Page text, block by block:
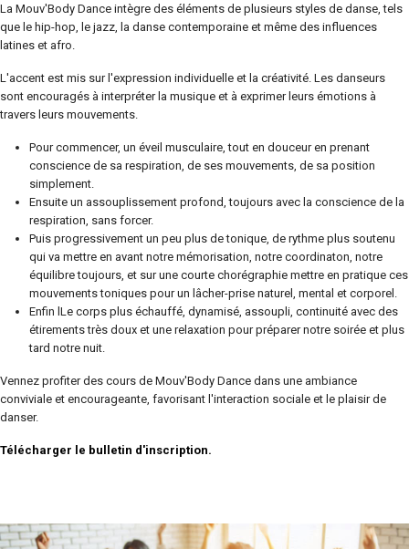
La Mouv'Body Dance intègre des éléments de plusieurs styles de danse, tels
que le hip-hop, le jazz, la danse contemporaine et même des influences
latines et afro.
L'accent est mis sur l'expression individuelle et la créativité. Les danseurs
sont encouragés à interpréter la musique et à exprimer leurs émotions à
travers leurs mouvements.
Pour commencer, un éveil musculaire, tout en douceur en prenant
conscience de sa respiration, de ses mouvements, de sa position
simplement.
Ensuite un assouplissement profond, toujours avec la conscience de la
respiration, sans forcer.
Puis progressivement un peu plus de tonique, de rythme plus soutenu
qui va mettre en avant notre mémorisation, notre coordinaton, notre
équilibre toujours, et sur une courte chorégraphie mettre en pratique ces
mouvements toniques pour un lâcher-prise naturel, mental et corporel.
Enfin lLe corps plus échauffé, dynamisé, assoupli, continuité avec des
étirements très doux et une relaxation pour préparer notre soirée et plus
tard notre nuit.
Vennez profiter des cours de Mouv'Body Dance dans une ambiance
conviviale et encourageante, favorisant l'interaction sociale et le plaisir de
danser.
Télécharger le bulletin d'inscription.